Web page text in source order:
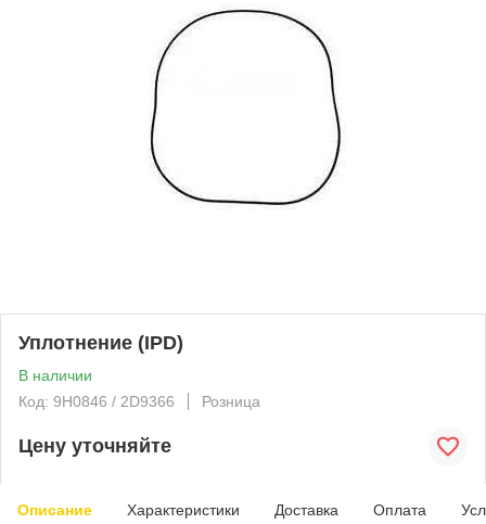
Уплотнение (IPD)
В наличии
Код: 9H0846 / 2D9366
Розница
Цену уточняйте
Описание Характеристики Доставка Оплата